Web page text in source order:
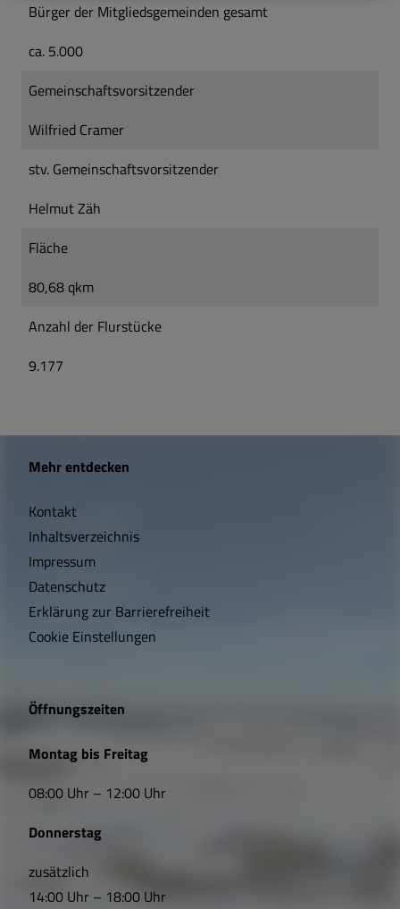
Bürger der Mitgliedsgemeinden gesamt
ca. 5.000
Gemeinschaftsvorsitzender
Wilfried Cramer
stv. Gemeinschaftsvorsitzender
Helmut Zäh
Fläche
80,68 qkm
Anzahl der Flurstücke
9.177
W
c
h
t
i
e
L
n
k
s
Mehr entdecken
Kontakt
Inhaltsverzeichnis
Impressum
Datenschutz
Erklärung zur Barrierefreiheit
Cookie Einstellungen
Öffnungszeiten
Montag bis Freitag
08:00 Uhr – 12:00 Uhr
Donnerstag
zusätzlich
14:00 Uhr – 18:00 Uhr